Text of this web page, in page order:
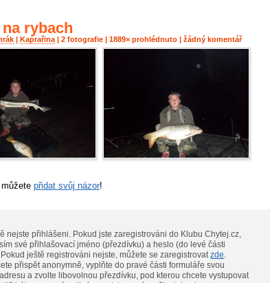
rybach
| Kaprařina | 2 fotografie | 1889× prohlédnuto | žádný komentář
můžete přidat svůj názor!
nejste přihlášeni. Pokud jste zaregistrováni do Klubu Chytej.cz,
své přihlašovací jméno (přezdívku) a heslo (do levé části
formuláře). Pokud ještě registrováni nejste, můžete se zaregistrovatzde.
přispět anonymně, vyplňte do pravé části formuláře svou
a zvolte libovolnou přezdívku, pod kterou chcete vystupovat